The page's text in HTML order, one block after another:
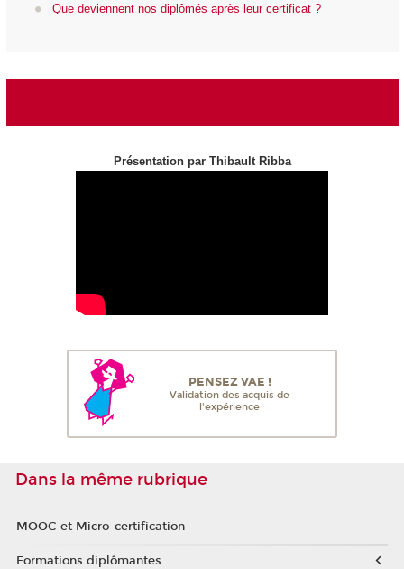
Que deviennent nos diplômés après leur certificat ?
Présentation par Thibault Ribba
PENSEZ VAE !
Validation des acquis de
l'expérience
Dans la même rubrique
MOOC et Micro-certification
Formations diplômantes